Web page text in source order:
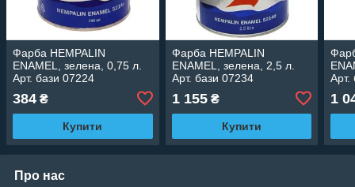
Фарба HEMPALIN
ENAMEL, зелена, 0,75 л.
Арт. бази 07224
384 ₴
Купити
Фарба HEMPALIN
ENAMEL, зелена, 2,5 л.
Арт. бази 07234
1 155₴
Купити
Арт.
1
Про нас